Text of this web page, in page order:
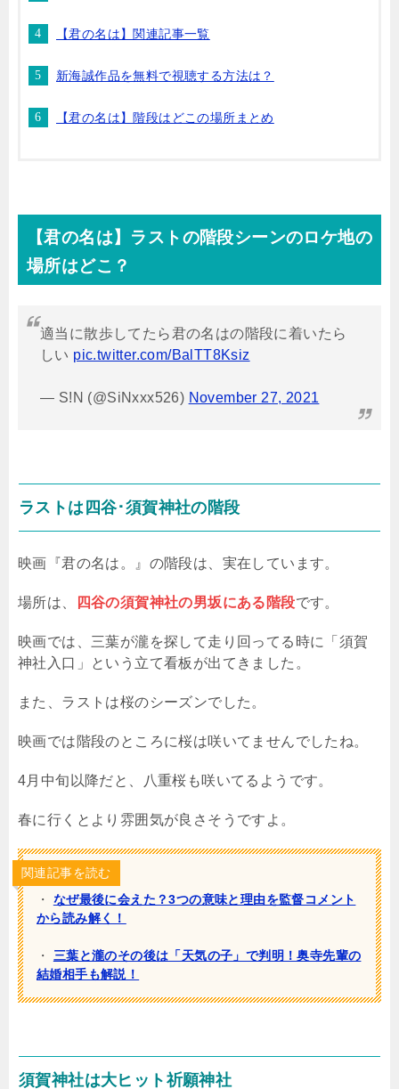
【君の名は】関連記事一覧
新海誠作品を無料で視聴する方法は？
【君の名は】階段はどこの場所まとめ
【君の名は】ラストの階段シーンのロケ地の
場所はどこ？
適当に散歩してたら君の名はの階段に着いたら
しい pic.twitter.com/BalTT8Ksiz
— S!N (@SiNxxx526) November 27, 2021
ラストは四谷･須賀神社の階段
映画『君の名は。』の階段は、実在しています。
場所は、 四谷の須賀神社の男坂にある階段です。
映画では、三葉が瀧を探して走り回ってる時に「須賀
神社入口」という立て看板が出てきました。
また、ラストは桜のシーズンでした。
映画では階段のところに桜は咲いてませんでしたね。
4月中旬以降だと、八重桜も咲いてるようです。
春に行くとより雰囲気が良さそうですよ。
関連記事を読む
・ なぜ最後に会えた？3つの意味と理由を監督コメント
から読み解く！
・ 三葉と瀧のその後は「天気の子」で判明！奥寺先輩の
結婚相手も解説！
須賀神社は大ヒット祈願神社